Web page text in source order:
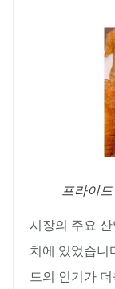
프라이
시장의 주요
치에 있었습니
드의 인기가